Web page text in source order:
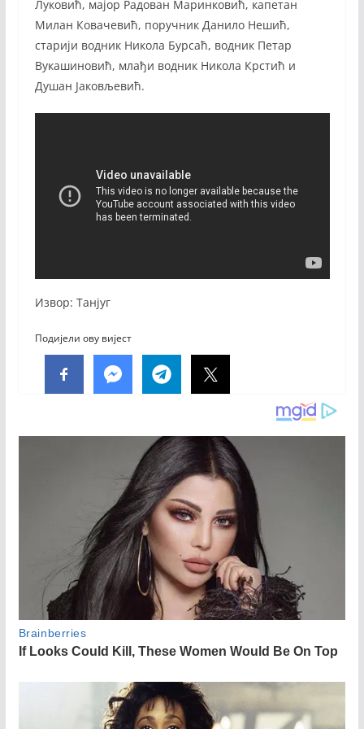
Луковић, мајор Радован Маринковић, капетан
Милан Ковачевић, поручник Данило Нешић,
старији водник Никола Бурсаћ, водник Петар
Вукашиновић, млађи водник Никола Крстић и
Душан Јаковљевић.
Извор: Танјуг
Подијели ову вијест